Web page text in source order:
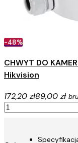
-48%
CHWYT DO
Hikvision
172,20 zł89,00 zł